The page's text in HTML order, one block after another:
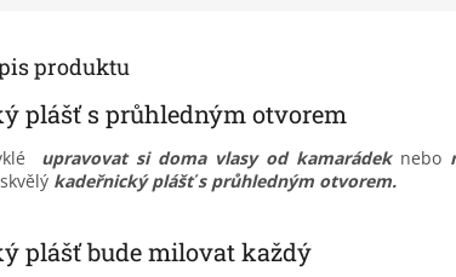
produktu
plášť s průhledným otvorem
upravovat si doma vlasy od kamarádeknebo
kadeřnický plášť s průhledným otvorem.
plášť bude milovat každý